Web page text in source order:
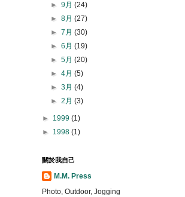
►9月(24)
►8月(27)
►7月(30)
►6月(19)
►5月(20)
►4月(5)
►3月(4)
►2月(3)
► 1999 (1)
► 1998 (1)
關於我自己
M.M. Press
Photo, Outdoor, Jogging